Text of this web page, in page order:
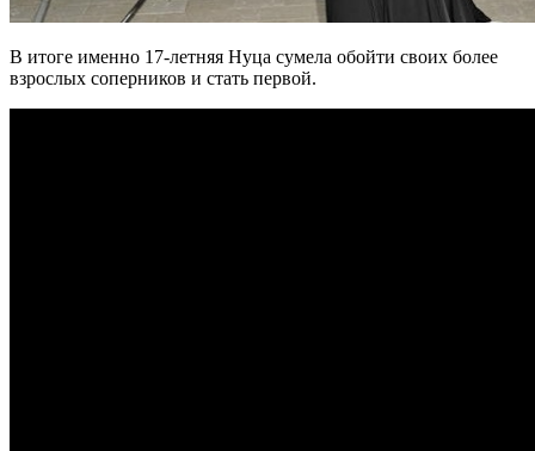
В итоге именно 17-летняя Нуца сумела обойти своих более
взрослых соперников и стать первой.